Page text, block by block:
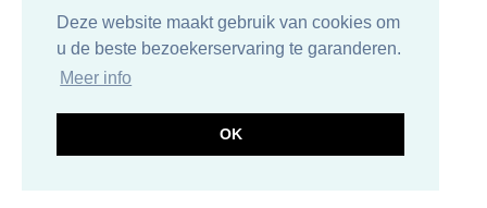
Deze website maakt gebruik van cookies om
u de beste bezoekerservaring te garanderen.
Meer info
OK